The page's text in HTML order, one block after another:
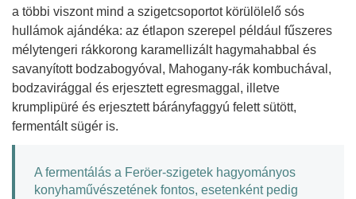
a többi viszont mind a szigetcsoportot körülölelő sós
hullámok ajándéka: az étlapon szerepel például fűszeres
mélytengeri rákkorong karamellizált hagymahabbal és
savanyított bodzabogyóval, Mahogany-rák kombuchával,
bodzavirággal és erjesztett egresmaggal, illetve
krumplipüré és erjesztett bárányfaggyú felett sütött,
fermentált sügér is.
A fermentálás a Feröer-szigetek hagyományos
konyhaművészetének fontos, esetenként pedig